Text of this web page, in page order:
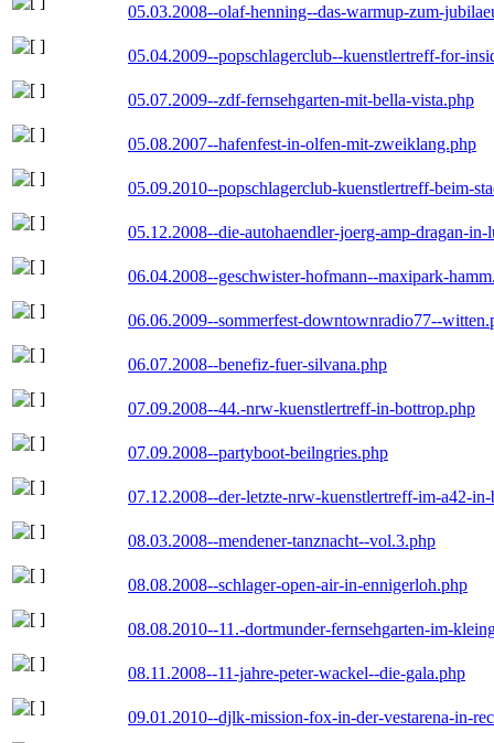
05.03.2008--olaf-henning--das-warmup-zum-
05.04.2009--popschlagerclub--kuenstlertreff-for-
05.07.2009--zdf-fernsehgarten-mit-bella-vista.php
05.08.2007--hafenfest-in-olfen-mit-zweiklang.php
05.09.2010--popschlagerclub-kuenstlertreff-beim-
05.12.2008--die-autohaendler-joerg-amp-dragan-in-
06.04.2008--geschwister-hofmann--maxipark-
06.06.2009--sommerfest-downtownradio77--
06.07.2008--benefiz-fuer-silvana.php
07.09.2008--44.-nrw-kuenstlertreff-in-bottrop.php
07.09.2008--partyboot-beilngries.php
07.12.2008--der-letzte-nrw-kuenstlertreff-im-a42-
08.03.2008--mendener-tanznacht--vol.3.php
08.08.2008--schlager-open-air-in-ennigerloh.php
08.08.2010--11.-dortmunder-fernsehgarten-im-
08.11.2008--11-jahre-peter-wackel--die-gala.php
09.01.2010--djlk-mission-fox-in-der-vestarena-in-